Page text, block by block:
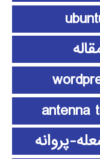
پروانه